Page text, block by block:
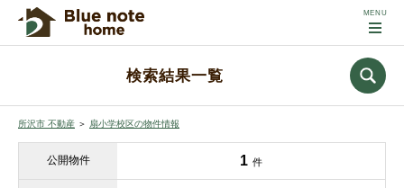
検索結果一覧
所沢市 不動産 ＞ 扇小学校区の物件情報
公開物件 1 件